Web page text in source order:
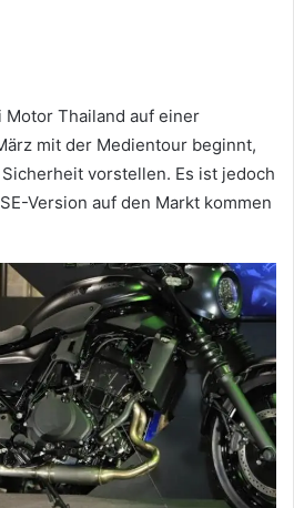
Motor Thailand auf einer
mit der Medientour beginnt,
vorstellen. Es ist jedoch
Version auf den Markt kommen